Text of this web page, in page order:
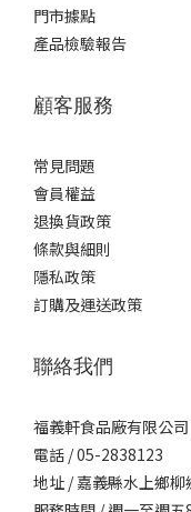
門市據點
產品檢驗報告
顧客服務
常見問題
會員權益
退換貨政策
條款與細則
隱私政策
訂購及運送政策
聯絡我們
福義軒食品廠有限公司
電話 / 05-2838123
地址 / 嘉義縣水上鄉